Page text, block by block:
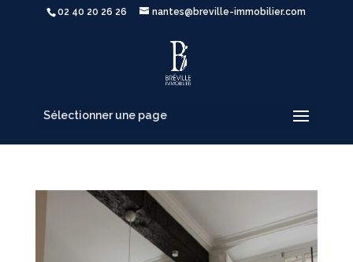
02 40 20 26 26 nantes@breville-immobilier.com
Sélectionner une page